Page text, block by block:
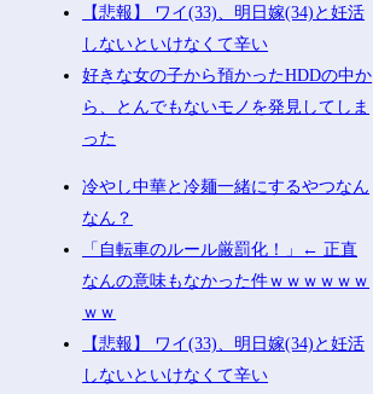
【悲報】 ワイ(33)、明日嫁(34)と妊活
しないといけなくて辛い
好きな女の子から預かったHDDの中か
ら、とんでもないモノを発見してしま
った
冷やし中華と冷麺一緒にするやつなん
なん？
「自転車のルール厳罰化！」← 正直
なんの意味もなかった件ｗｗｗｗｗｗ
ｗｗ
【悲報】 ワイ(33)、明日嫁(34)と妊活
しないといけなくて辛い